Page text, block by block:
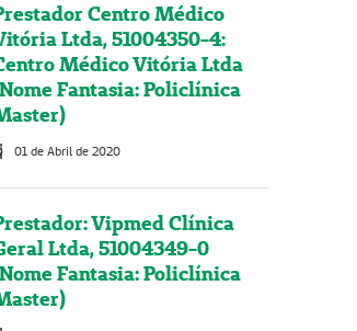
Centro Médico
Ltda, 51004350-4:
Médico Vitória Ltda
Fantasia: Policlínica
01 de Abril de 2020
Vipmed Clínica
Ltda, 51004349-0
Fantasia: Policlínica